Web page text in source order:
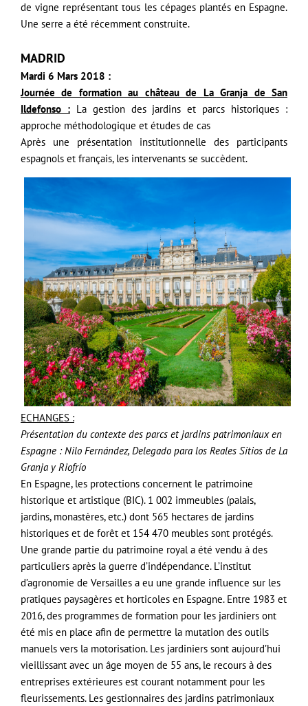
de vigne représentant tous les cépages plantés en Espagne.
Une serre a été récemment construite.
MADRID
Mardi 6 Mars 2018 :
Journée de formation au château de La Granja de San
Ildefonso :La gestion des jardins et parcs historiques :
approche méthodologique et études de cas
Après une présentation institutionnelle des participants
espagnols et français, les intervenants se succèdent.
ECHANGES :
Présentation du contexte des parcs et jardins patrimoniaux en
Espagne : Nilo Fernández, Delegado para los Reales Sitios de La
Granja y Riofrío
En Espagne, les protections concernent le patrimoine
historique et artistique (BIC). 1 002 immeubles (palais,
jardins, monastères, etc.) dont 565 hectares de jardins
historiques et de forêt et 154 470 meubles sont protégés.
Une grande partie du patrimoine royal a été vendu à des
particuliers après la guerre d’indépendance. L’institut
d’agronomie de Versailles a eu une grande influence sur les
pratiques paysagères et horticoles en Espagne. Entre 1983 et
2016, des programmes de formation pour les jardiniers ont
été mis en place afin de permettre la mutation des outils
manuels vers la motorisation. Les jardiniers sont aujourd’hui
vieillissant avec un âge moyen de 55 ans, le recours à des
entreprises extérieures est courant notamment pour les
fleurissements. Les gestionnaires des jardins patrimoniaux